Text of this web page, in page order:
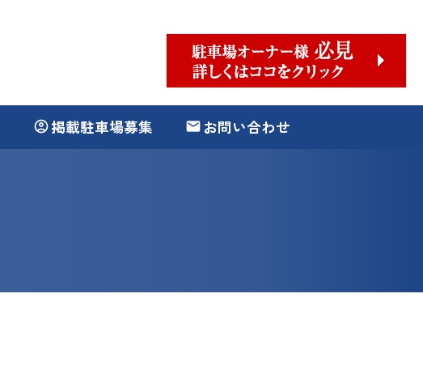
account_circle掲載駐車場募集 email お問い合わせ